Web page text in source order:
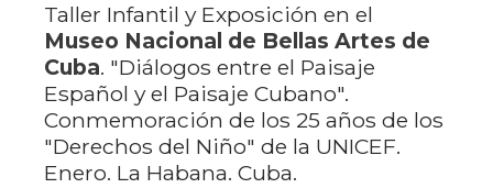
Taller Infantil y Exposición en el
Museo Nacional de Bellas Artes de
Cuba. "Diálogos entre el Paisaje
Español y el Paisaje Cubano".
Conmemoración de los 25 años de los
"Derechos del Niño" de la UNICEF.
Enero. La Habana. Cuba.